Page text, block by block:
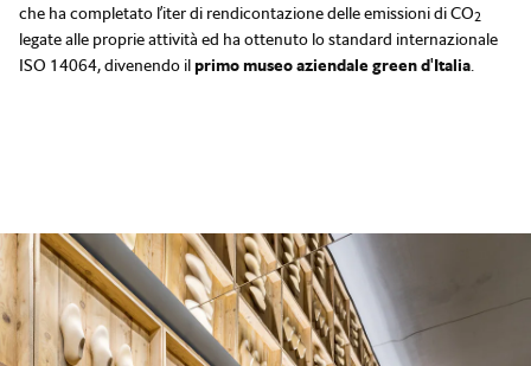
che ha completato l’iter di rendicontazione delle emissioni di CO2
legate alle proprie attività ed ha ottenuto lo standard internazionale
ISO 14064, divenendo ilprimo museo aziendale green d'Italia.